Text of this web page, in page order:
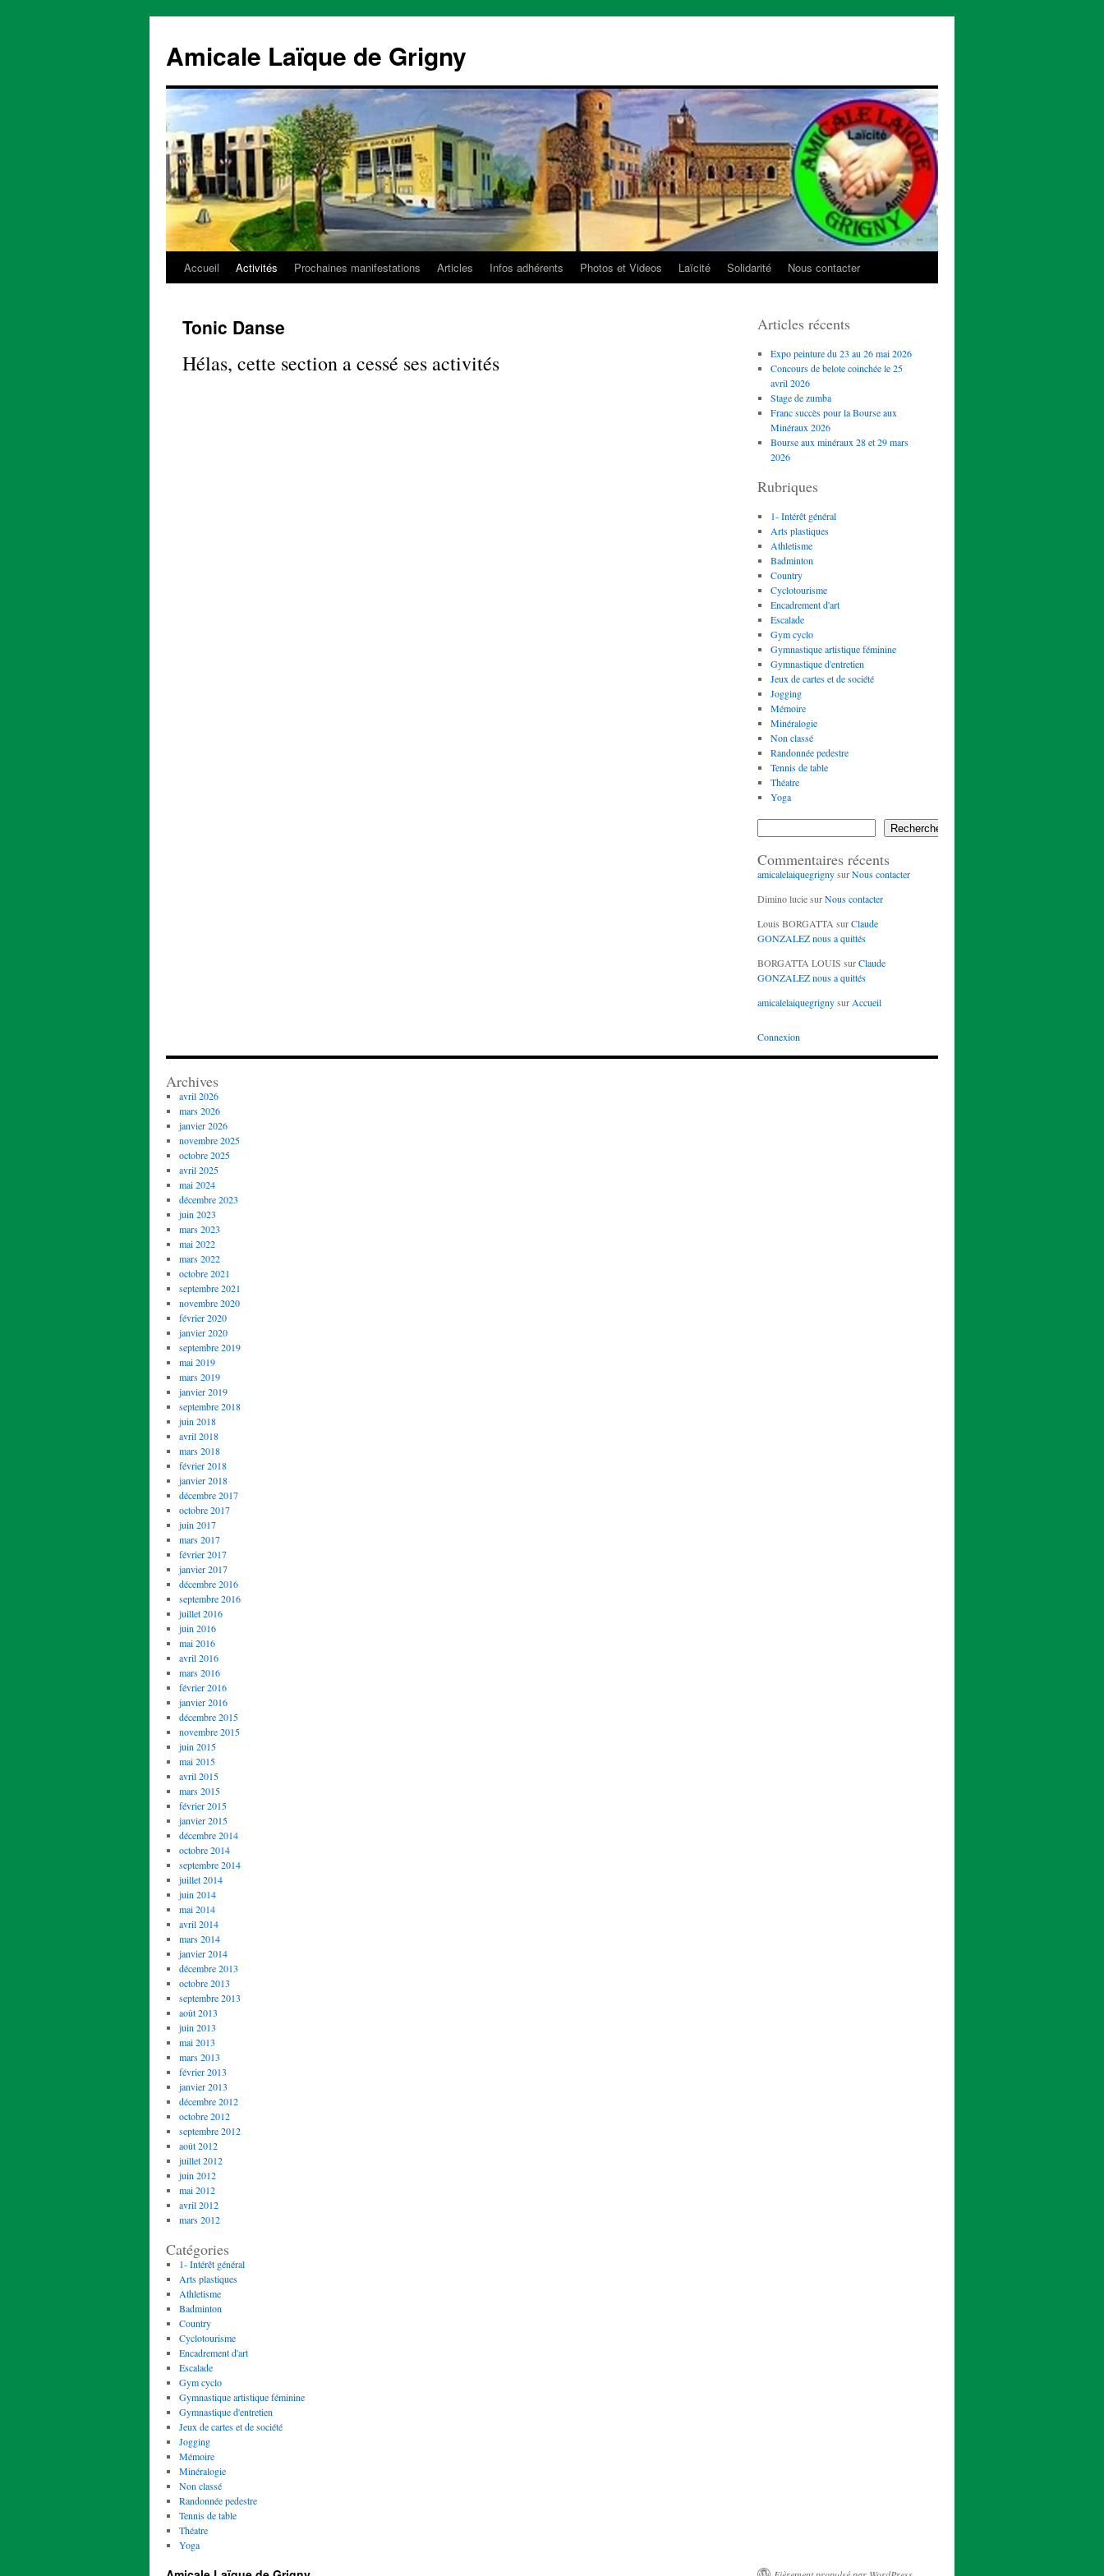
contenu
Amicale Laïque de Grigny
Accueil Activités Prochaines manifestations Articles Infos adhérents Photos et Videos Laïcité Solidarité Nous contacter
Tonic Danse
Hélas, cette section a cessé ses activités
Articles récents
Expo peinture du 23 au 26 mai 2026
Concours de belote coinchée le 25
avril 2026
Stage de zumba
Franc succès pour la Bourse aux
Minéraux 2026
Bourse aux minéraux 28 et 29 mars
2026
Rubriques
1- Intérêt général
Arts plastiques
Athletisme
Badminton
Country
Cyclotourisme
Encadrement d'art
Escalade
Gym cyclo
Gymnastique artistique féminine
Gymnastique d'entretien
Jeux de cartes et de société
Jogging
Mémoire
Minéralogie
Non classé
Randonnée pedestre
Tennis de table
Théatre
Yoga
Rechercher
Commentaires récents
amicalelaiquegrignysurNous contacter
Dimino luciesurNous contacter
Louis BORGATTA surClaude
GONZALEZ nous a quittés
BORGATTA LOUIS surClaude
GONZALEZ nous a quittés
amicalelaiquegrignysur Accueil
Connexion
Archives
avril 2026
mars 2026
janvier 2026
novembre 2025
octobre 2025
avril 2025
mai 2024
décembre 2023
juin 2023
mars 2023
mai 2022
mars 2022
octobre 2021
septembre 2021
novembre 2020
février 2020
janvier 2020
septembre 2019
mai 2019
mars 2019
janvier 2019
septembre 2018
juin 2018
avril 2018
mars 2018
février 2018
janvier 2018
décembre 2017
octobre 2017
juin 2017
mars 2017
février 2017
janvier 2017
décembre 2016
septembre 2016
juillet 2016
juin 2016
mai 2016
avril 2016
mars 2016
février 2016
janvier 2016
décembre 2015
novembre 2015
juin 2015
mai 2015
avril 2015
mars 2015
février 2015
janvier 2015
décembre 2014
octobre 2014
septembre 2014
juillet 2014
juin 2014
mai 2014
avril 2014
mars 2014
janvier 2014
décembre 2013
octobre 2013
septembre 2013
août 2013
juin 2013
mai 2013
mars 2013
février 2013
janvier 2013
décembre 2012
octobre 2012
septembre 2012
août 2012
juillet 2012
juin 2012
mai 2012
avril 2012
mars 2012
Catégories
1- Intérêt général
Arts plastiques
Athletisme
Badminton
Country
Cyclotourisme
Encadrement d'art
Escalade
Gym cyclo
Gymnastique artistique féminine
Gymnastique d'entretien
Jeux de cartes et de société
Jogging
Mémoire
Minéralogie
Non classé
Randonnée pedestre
Tennis de table
Théatre
Yoga